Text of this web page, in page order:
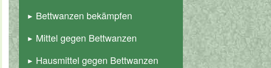
Bettwanzen bekämpfen
Mittel gegen Bettwanzen
Hausmittel gegen Bettwanzen